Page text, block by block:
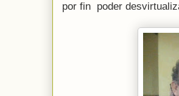
por fin poder